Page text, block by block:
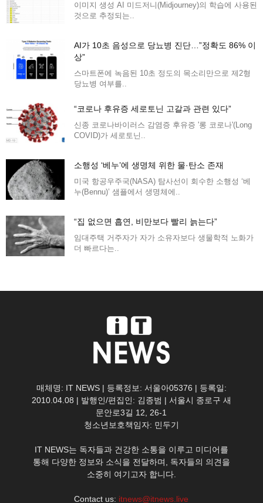
이미지 생성 AI 미드저니(Midjourney)의 학습에 사용된
것으로 추정되는..
AI가 10초 음성으로 당뇨병 진단…”정확도 86% 이
상”
스마트폰에 녹음된 10초 정도의 목소리만으로 제2형
당뇨병 여부를..
“코로나 후유증 세로토닌 고갈과 관련 있다”
신종 코로나바이러스 감염증 후유증 '롱 코로나'(Long
COVID)가 세로토닌..
소행성 ‘베누’에 생명체 위한 물·탄소 존재
미국 항공우주국(NASA) 탐사선이 회수한 소행성 ‘베
누(Bennu)’ 샘플에서 생명체에..
“집 없으면 흡연, 비만보다 빨리 늙는다”
임대주택 거주자가 자가 소유자보다 생물학적 노화가
더 빠르다는..
매체명: IT NEWS | 등록정보: 서울아05376 | 등록일:
2010.04.08 | 발행인/편집인: 김종범 | 서울시 종로구 새
문안로3길 12, 26-1
청소년보호책임자: 민두기
IT NEWS는 독자들과 건강한 소통을 이루고 미디어를
통해 다양한 정보와 소식을 전달하며, 독자들의 의견을
소중히 여기고자 합니다.
Contact us: itnews@itnews.live